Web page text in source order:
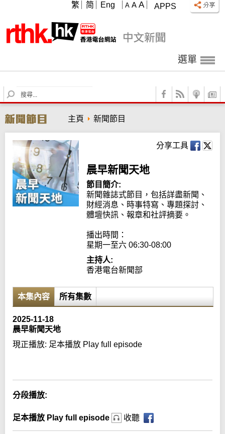
APPS
A A A
繁 简 Eng
選單
S
e
r
c
h
主頁 新聞節目
分享工具
晨早新聞天地
節目簡介:
新聞雜誌式節目，包括詳盡新聞、
財經消息、時事特寫、專題探討、
體壇快訊、報章和社評摘要。
播出時間：
星期一至六 06:30-08:00
主持人:
香港電台新聞部
本集內容 所有集數
2025-11-18
晨早新聞天地
現正播放: 足本播放 Play full episode
分段播放:
足本播放 Play full episode 收聽